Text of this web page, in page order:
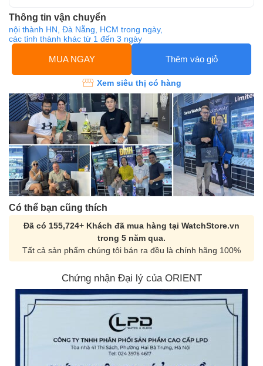
Thông tin vận chuyển
nội thành HN, Đà Nẵng, HCM trong ngày,
các tỉnh thành khác từ 1 đến 3 ngày
MUA NGAY Thêm vào giỏ
Xem siêu thị có hàng
Có thể bạn cũng thích
Đã có 155,724+ Khách đã mua hàng tại WatchStore.vn
trong 5 năm qua.
Tất cả sản phẩm chúng tôi bán ra đều là chính hãng 100%
Chứng nhận Đại lý của ORIENT